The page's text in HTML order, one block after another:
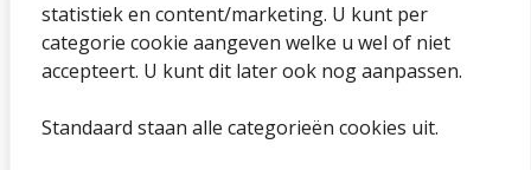
statistiek en content/marketing. U kunt per
categorie cookie aangeven welke u wel of niet
accepteert. U kunt dit later ook nog aanpassen.
Standaard staan alle categorieën cookies uit.
Privacybeleid en cookies
Cookies wijzigen